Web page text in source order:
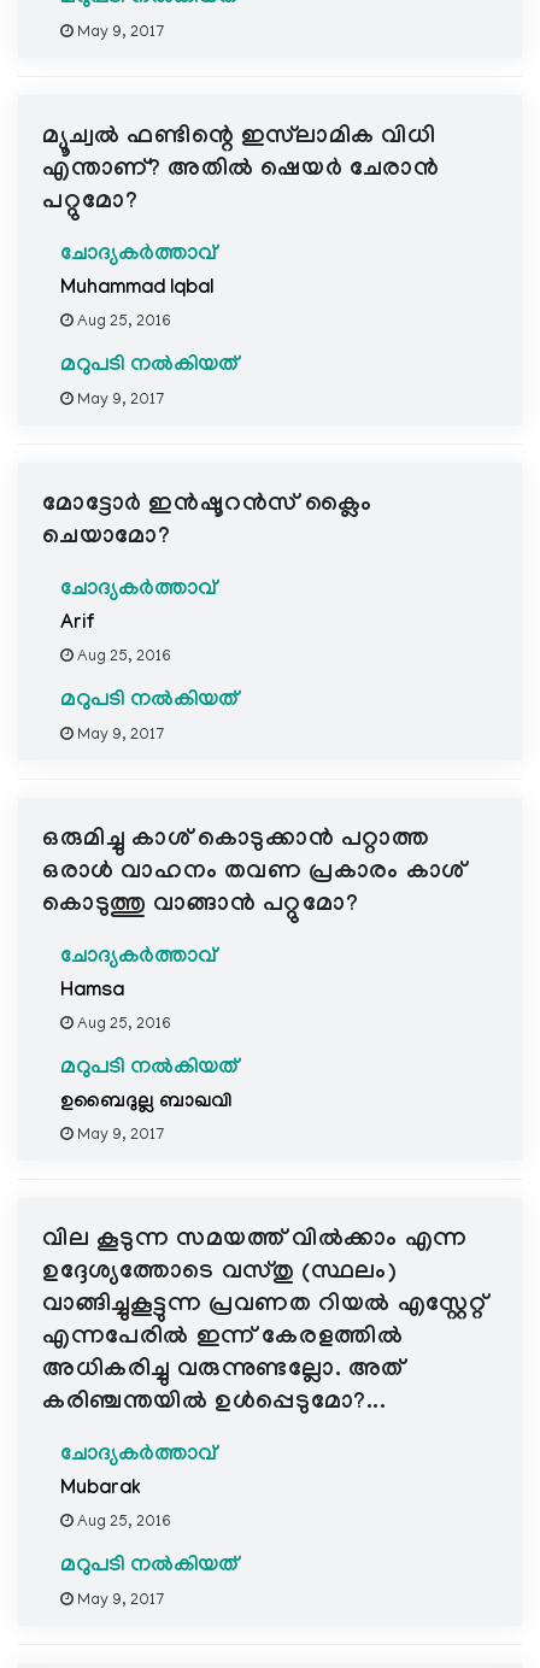
May 9, 2017
മ്യൂച്വല്‍ ഫണ്ടിന്റെ ഇസ്‌ലാമിക വിധി
എന്താണ്? അതില്‍ ഷെയര്‍ ചേരാന്‍
പറ്റുമോ?
ചോദ്യകർത്താവ്
Muhammad Iqbal
Aug 25, 2016
മറുപടി നൽകിയത്
May 9, 2017
മോട്ടോര്‍ ഇന്‍ഷൂറന്‍സ് ക്ലൈം
ചെയാമോ?
ചോദ്യകർത്താവ്
Arif
Aug 25, 2016
മറുപടി നൽകിയത്
May 9, 2017
ഒരുമിച്ചു കാശ് കൊടുക്കാന്‍ പറ്റാത്ത
ഒരാള്‍ വാഹനം തവണ പ്രകാരം കാശ്
കൊടുത്തു വാങ്ങാന്‍ പറ്റുമോ?
ചോദ്യകർത്താവ്
Hamsa
Aug 25, 2016
മറുപടി നൽകിയത്
ഉബൈദുല്ല ബാഖവി
May 9, 2017
വില കൂടുന്ന സമയത്ത് വില്‍ക്കാം എന്ന
ഉദ്ദേശ്യത്തോടെ വസ്തു (സ്ഥലം)
വാങ്ങിച്ചുകൂട്ടുന്ന പ്രവണത റിയല്‍ എസ്റ്റേറ്റ്‌
എന്നപേരില്‍ ഇന്ന് കേരളത്തില്‍
അധികരിച്ചു വരുന്നുണ്ടല്ലോ. അത്
കരിഞ്ചന്തയില്‍ ഉള്‍പ്പെടുമോ?...
ചോദ്യകർത്താവ്
Mubarak
Aug 25, 2016
മറുപടി നൽകിയത്
May 9, 2017